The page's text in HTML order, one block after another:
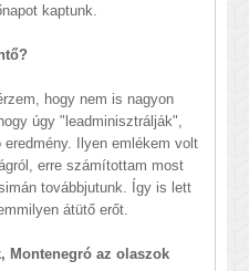
kaptunk.
hogy nem is nagyon
úgy "leadminisztrálják",
Ilyen emlékem volt
erre számítottam most
továbbjutunk. Így is lett
átütő erőt.
Montenegró az olaszok